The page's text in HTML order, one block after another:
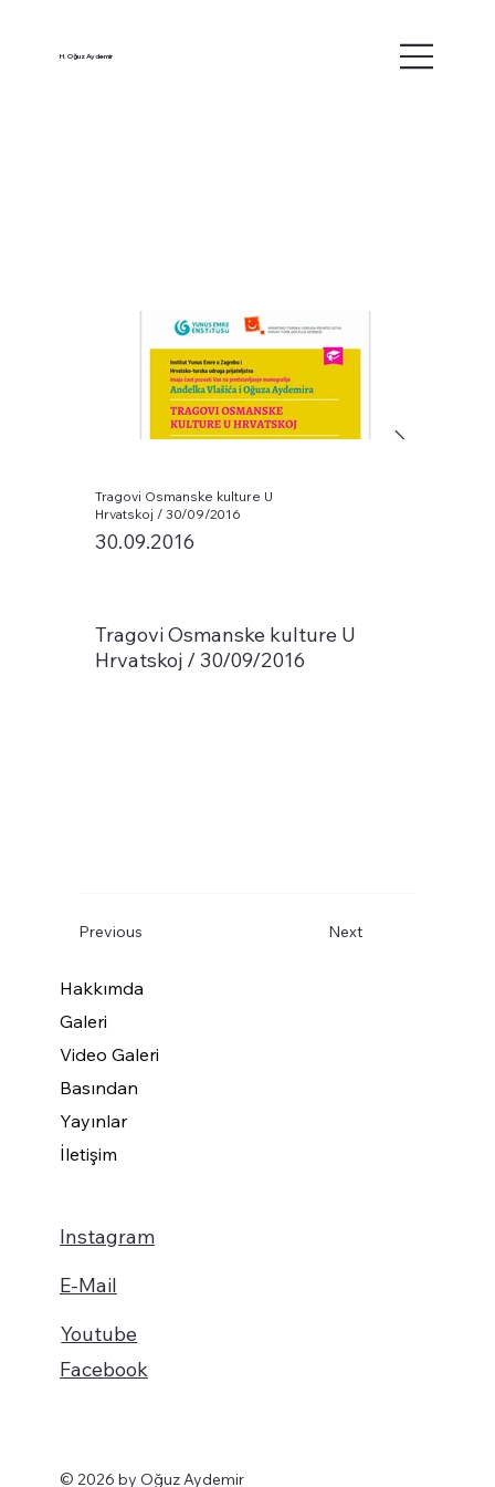
H. Oğuz Aydemir
Tragovi Osmanske kulture U
Hrvatskoj / 30/09/2016
30.09.2016
Tragovi Osmanske kulture U
Hrvatskoj / 30/09/2016
Previous Next
Hakkımda
Galeri
Video Galeri
Basından
Yayınlar
İletişim
Instagram
Facebook
Youtube
E-Mail
© 2026 by Oğuz Aydemir